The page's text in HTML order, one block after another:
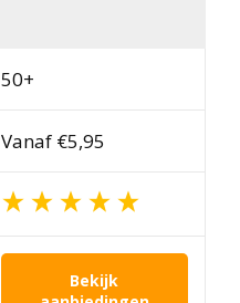
50+
Vanaf €5,95
Bekijk